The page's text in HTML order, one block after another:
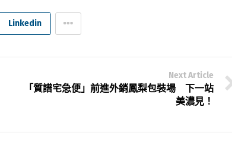
Linkedin
Next Article
「質譜宅急便」前進外銷鳳梨包裝場 下一站
美濃見！